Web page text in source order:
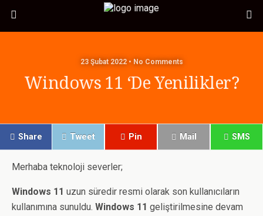
23 Şubat 2022 • No Comments
Windows 11 ‘de Yenilikler?
Share Tweet Pin Mail SMS
Merhaba teknoloji severler;
Windows 11 uzun süredir resmi olarak son kullanıcıların
kullanımına sunuldu. Windows 11 geliştirilmesine devam